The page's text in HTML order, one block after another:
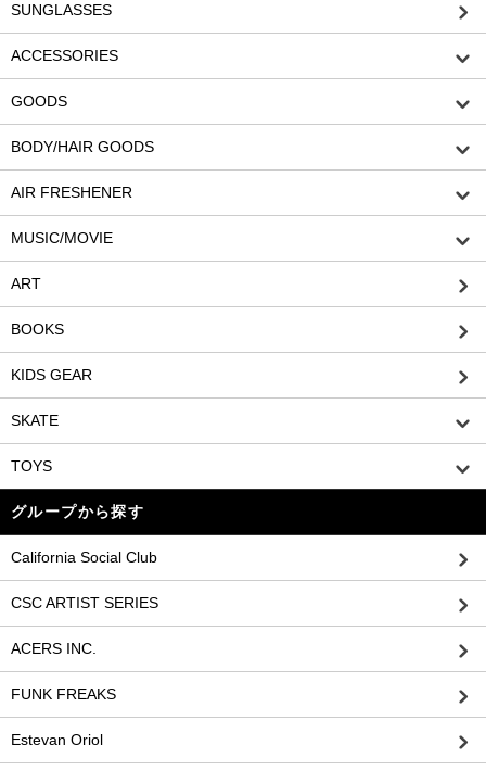
SUNGLASSES
ACCESSORIES
GOODS
BODY/HAIR GOODS
AIR FRESHENER
MUSIC/MOVIE
ART
BOOKS
KIDS GEAR
SKATE
TOYS
グループから探す
California Social Club
CSC ARTIST SERIES
ACERS INC.
FUNK FREAKS
Estevan Oriol